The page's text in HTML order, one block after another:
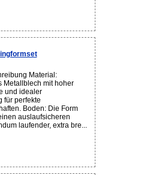
Material:
Metallblech mit hoher
und idealer
für perfekte
Boden: Die Form
auslaufsicheren
laufender, extra bre...